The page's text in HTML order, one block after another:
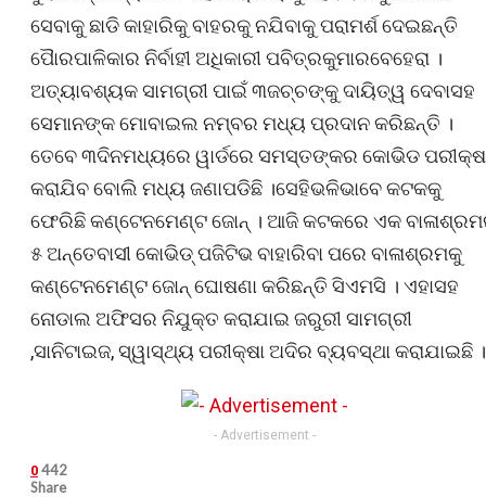
ସେବାକୁ ଛାଡି କାହାରିକୁ ବାହରକୁ ନଯିବାକୁ ପରାମର୍ଶ ଦେଇଛନ୍ତି
ପୈାରପାଳିକାର ନିର୍ବାହୀ ଅଧିକାରୀ ପବିତ୍ରକୁମାରବେହେରା ।
ଅତ୍ୟାବଶ୍ୟକ ସାମଗ୍ରୀ ପାଇଁ ୩ଜଚ୍ଚଙ୍କୁ ଦାୟିତ୍ୱ ଦେବାସହ
ସେମାନଙ୍କ ମୋବାଇଲ ନମ୍ବର ମଧ୍ୟ ପ୍ରଦାନ କରିଛନ୍ତି ।
ତେବେ ୩ଦିନମଧ୍ୟରେ ୱାର୍ଡରେ ସମସ୍ତଙ୍କର କୋଭିଡ
କରାଯିବ ବୋଲି ମଧ୍ୟ ଜଣାପଡିଛି ।ସେହିଭଳିଭାବେ କଟକକୁ
ଫେରିଛି କଣ୍ଟେନମେଣ୍ଟ ଜୋନ୍ । ଆଜି କଟକରେ ଏକ
୫ ଅନ୍ତେବାସୀ କୋଭିଡ୍ ପଜିଟିଭ ବାହାରିବା ପରେ ବାଳାଶ୍ରମକୁ
କଣ୍ଟେନମେଣ୍ଟ ଜୋନ୍ ଘୋଷଣା କରିଛନ୍ତି ସିଏମସି । ଏହାସହ
ନୋଡାଲ ଅଫିସର ନିଯୁକ୍ତ କରାଯାଇ ଜରୁରୀ ସାମଗ୍ରୀ
,ସାନିଟାଇଜ, ସ୍ୱାସ୍ଥ୍ୟ ପରୀକ୍ଷା ଅଦିର ବ୍ୟବସ୍ଥା କରାଯାଇଛି ।
- Advertisement -
0 442
Share